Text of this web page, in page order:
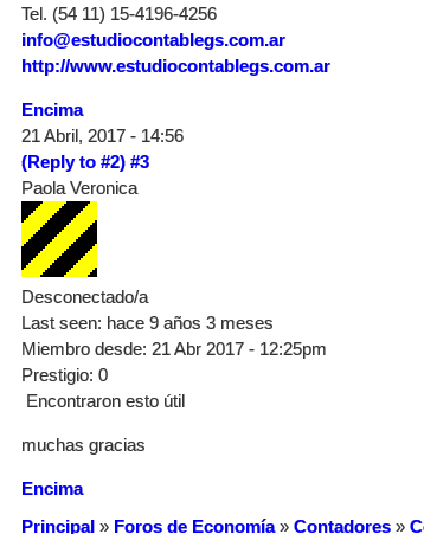
Tel. (54 11) 15-4196-4256
info@estudiocontablegs.com.ar
http://www.estudiocontablegs.com.ar
Encima
21 Abril, 2017 - 14:56
(Reply to #2) #3
Paola Veronica
Desconectado/a
Last seen: hace 9 años 3 meses
Miembro desde: 21 Abr 2017 - 12:25pm
Prestigio: 0
Encontraron esto útil
muchas gracias
Encima
Principal » Foros de Economía» Contadores »